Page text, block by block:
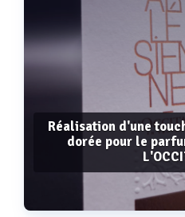
Réalisation d'une
dorée pour le